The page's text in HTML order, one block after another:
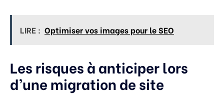
LIRE : Optimiser vos images pour le SEO
Les risques à anticiper lors
d’une migration de site